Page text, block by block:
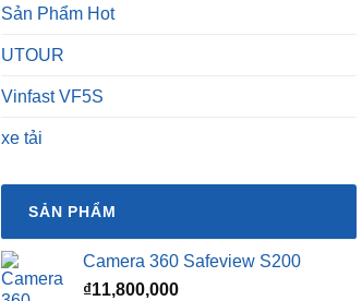
Sản Phẩm Hot
UTOUR
Vinfast VF5S
xe tải
SẢN PHẨM
Camera 360 Safeview S200
₫11,800,000